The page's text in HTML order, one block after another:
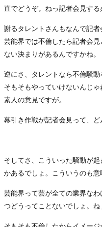
直でどうぞ。ねっ記者会見する
謝るタレントさんもなんで記者
芸能界では不倫したら記者会
ない決まりがあるんですかね。
逆にさ、タレントなら不倫騒
そもそもやっていけないんじ
素人の意見ですが。
幕引き作戦が記者会見って、ど
そしてさ、こういった騒動が
かあるでしょ。こういうのも意
芸能界って芸が全ての業界な
つどうってことないでしょ。ね